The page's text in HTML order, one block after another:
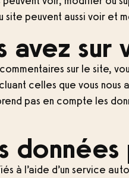
site peuvent aussi voir et
avez sur
sur le site,
celles que vous
pas en compte les
à l’aide d’un service